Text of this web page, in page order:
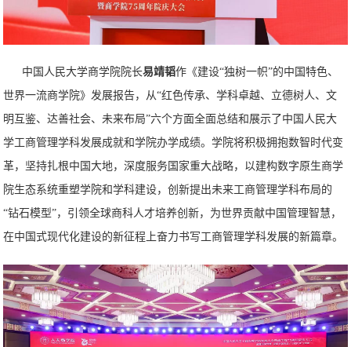
中国人民大学商学院院长易靖韬作《建设“独树一帜”的中国特色、
世界一流商学院》发展报告，从“红色传承、学科卓越、立德树人、文
明互鉴、达善社会、未来布局”六个方面全面总结和展示了中国人民大
学工商管理学科发展成就和学院办学成绩。学院将积极拥抱数智时代变
革，坚持扎根中国大地，深度服务国家重大战略，以建构数字原生商学
院生态系统重塑学院和学科建设，创新提出未来工商管理学科布局的
“钻石模型”，引领全球商科人才培养创新，为世界贡献中国管理智慧，
在中国式现代化建设的新征程上奋力书写工商管理学科发展的新篇章。